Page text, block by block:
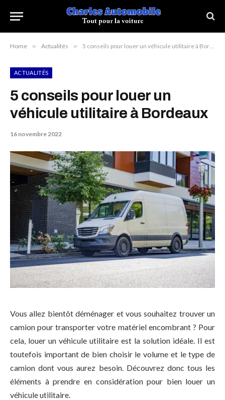
Home » Actualités » 5 conseils pour louer un véhicule utilitaire à Bordeaux
ACTUALITÉS
5 conseils pour louer un
véhicule utilitaire à Bordeaux
16 novembre 2022
Vous allez bientôt déménager et vous souhaitez trouver un
camion pour transporter votre matériel encombrant ? Pour
cela, louer un véhicule utilitaire est la solution idéale. Il est
toutefois important de bien choisir le volume et le type de
camion dont vous aurez besoin. Découvrez donc tous les
éléments à prendre en considération pour bien louer un
véhicule utilitaire.